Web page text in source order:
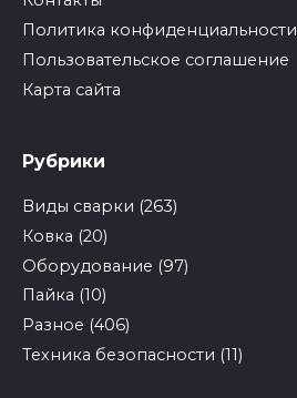
Политика конфиденциальности
Пользовательское соглашение
Карта сайта
Рубрики
Виды сварки (263)
Ковка (20)
Оборудование (97)
Пайка (10)
Разное (406)
Техника безопасности (11)